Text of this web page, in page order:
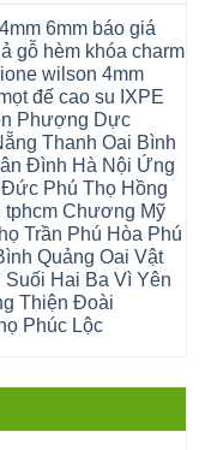
6mm báo giá
gỗ hèm khóa charm
wilson 4mm
đế cao su IXPE
Phượng Dực
Thanh Oai Bình
Đình Hà Nội Ứng
Phú Thọ Hồng
Chương Mỹ
Trần Phú Hòa Phú
Quảng Oai Vật
Hai Ba Vì Yên
Thiện Đoài
Phúc Lộc